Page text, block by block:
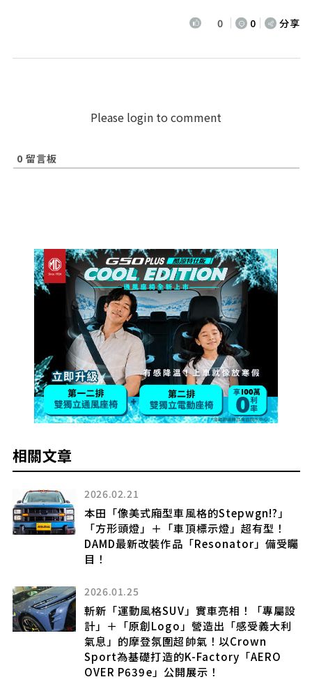
0 0 分享
Please login to comment
0 留言板
相關文章
設
2022.11.09
「空力專家」打造的GR86!F1等設計師集團
製作的車體套件登場
2024.10.24
超室內派夫妻為何迷上車宿!
2023.02.01
專屬的M Performance套件
BMW M2強化再升級